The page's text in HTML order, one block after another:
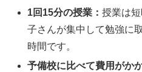
1回15分の授業：授業は
子さんが集中して勉強に
時間です。
予備校に比べて費用がか